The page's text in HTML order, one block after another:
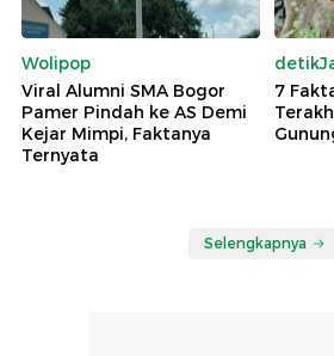
Wolipop
Viral Alumni SMA Bogor
Pamer Pindah ke AS Demi
Kejar Mimpi, Faktanya
Ternyata
7
Selengkapnya